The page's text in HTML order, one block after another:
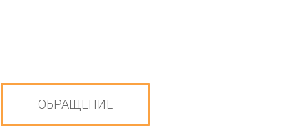
ОБРАЩЕНИЕ